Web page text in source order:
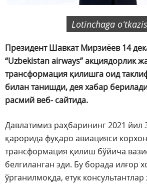
Lotinchaga
Президент Шавкат Мирзиёев 14
“Uzbekistan airways” акциядорлик
трансформация қилишга оид
билан танишди, дея хабар
расмий веб- сайтида.
Давлатимиз раҳбарининг 2021 йил
қарорида фуқаро авиацияси
трансформация қилиш бўйича
белгиланган эди. Бу борада илғор
ўрганилмоқда, етук